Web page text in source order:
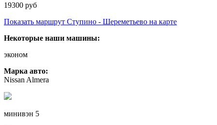
19300 руб
Показать маршрут Ступино - Шереметьево на карте
Некоторые наши машины:
эконом
Марка авто:
Nissan Almera
минивэн 5